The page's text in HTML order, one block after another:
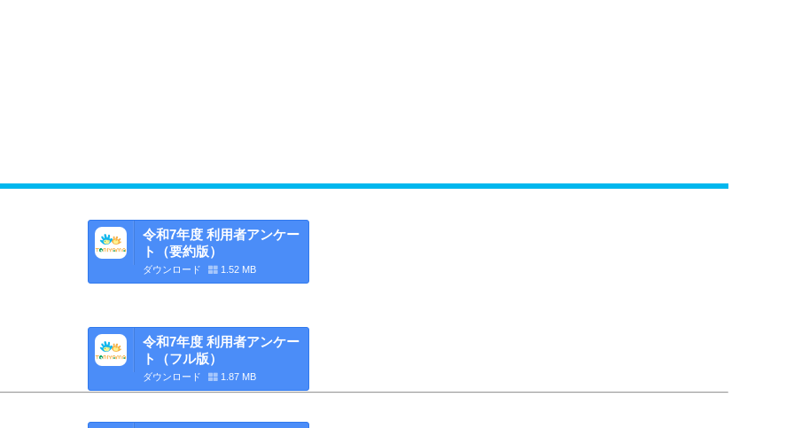
令和7年度 利用者アンケー
ト（要約版）
ダウンロード 1.52 MB
令和7年度 利用者アンケー
ト（フル版）
ダウンロード 1.87 MB